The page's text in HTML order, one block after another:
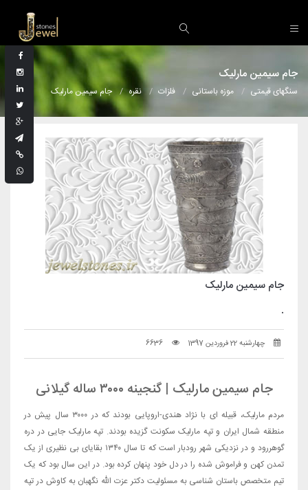
جام سیمین مارلیک
سنگهای قیمتی موزه باستانی فلزات نقره جام سیمین مارلیک
جام سیمین مارلیک
.
چهارشنبه 22 فروردین 1397 6636
جام سیمین مارلیک | گنجینه ۳۰۰۰ ساله گیلانی
مردم مارلیک، قبیله ای با نژاد هندی-اروپایی بودند که در ۳۰۰۰ سال پیش در
منطقه شمال ایران و تپه مارلیک سکونت گزیده بودند. تپه مارلیک جایی در دره
گوهررود و در نزدیکی شهر رودبار است که تا سال ۱۳۴۰ بقایای بی نظیری از یک
تمدن کهن و فراموش شده را در دل خود پنهان کرده بود. در این سال بود که یک
تیم متخصص باستان شناسی به مسئولیت دکتر عزت الله نگهبان به کاوش در تپه